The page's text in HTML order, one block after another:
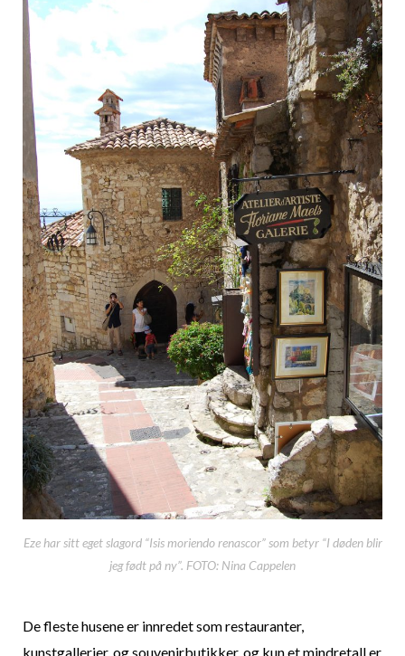
Eze har sitt eget slagord “Isis moriendo renascor” som betyr “I døden blir
jeg født på ny”. FOTO: Nina Cappelen
De fleste husene er innredet som restauranter,
kunstgallerier, og souvenirbutikker, og kun et mindretall er